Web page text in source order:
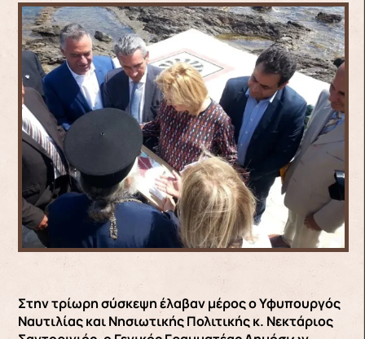
Στην τρίωρη σύσκεψη έλαβαν μέρος ο Υφυπουργός
Ναυτιλίας και Νησιωτικής Πολιτικής κ. Νεκτάριος